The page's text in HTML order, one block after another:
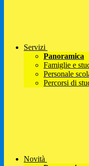
Servizi
Panoramica
Famiglie e
Personale
Percorsi di
Novità